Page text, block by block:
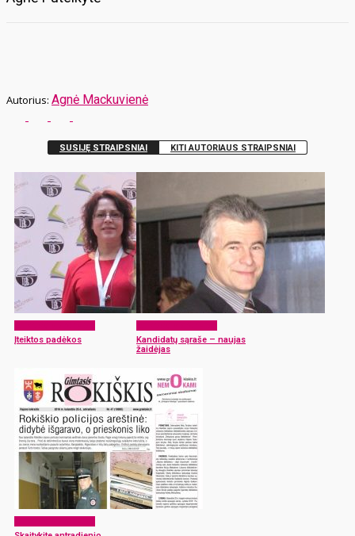
Agnė Mackuvienė
SUSIJĘ STRAIPSNIAI KITI AUTORIAUS STRAIPSNIAI
Įteiktos padėkos
Kandidatų sąraše – naujas
žaidėjas